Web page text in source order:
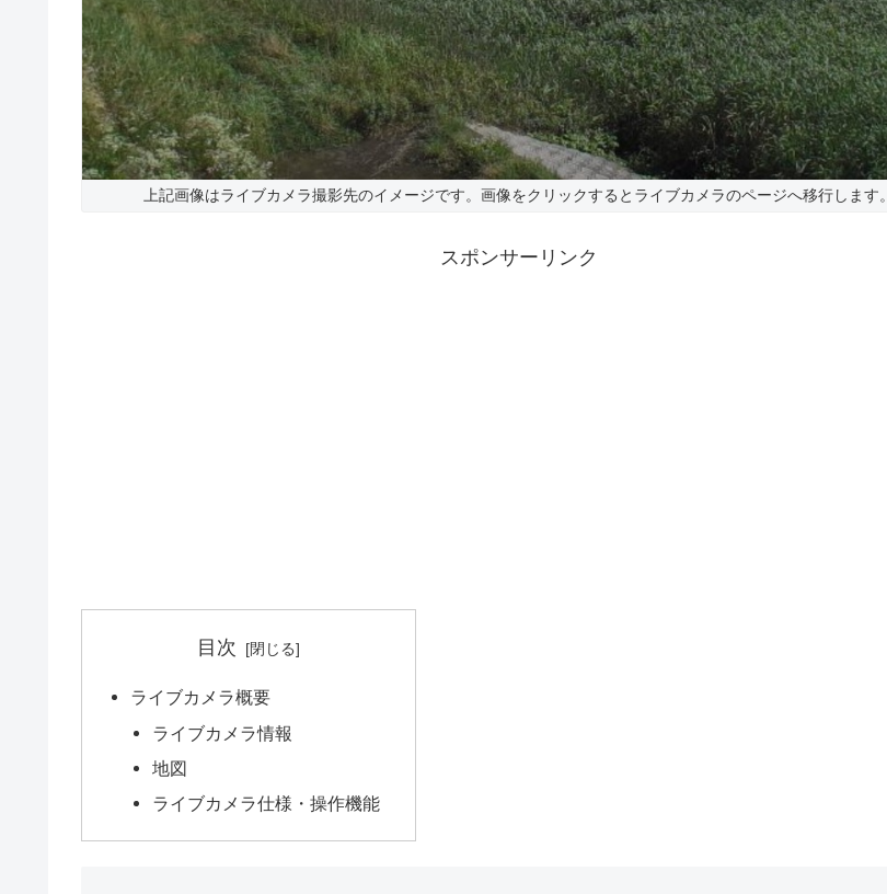
上記画像はライブカメラ撮影先のイメージです。画像をクリックするとライブカメラのページへ移行します。
スポンサーリンク
目次
ライブカメラ概要
ライブカメラ情報
地図
ライブカメラ仕様・操作機能